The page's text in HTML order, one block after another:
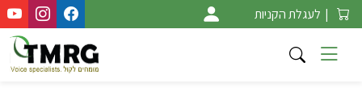
Skip
to
content
| לעגלת הקניות